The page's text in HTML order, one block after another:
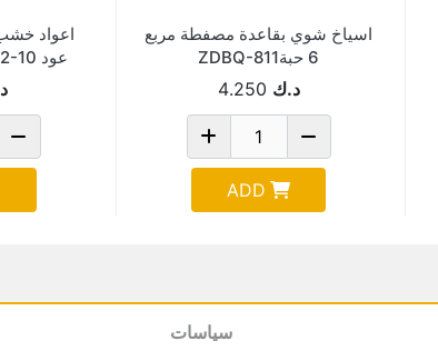
اسياخ شوي بقاعدة مصفطة مربع
6 حبةZDBQ-811
د.ك 4.250
ADD
عود SKEWERS-16602-10
سياسات